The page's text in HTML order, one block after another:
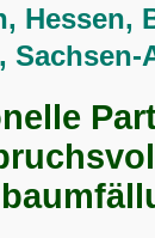
Hessen,
Sachsen-